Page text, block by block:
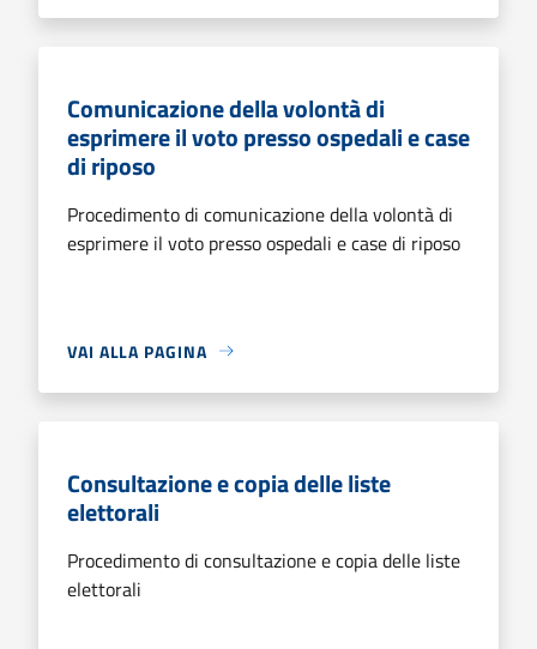
Comunicazione della volontà di
esprimere il voto presso ospedali e case
di riposo
Procedimento di comunicazione della volontà di
esprimere il voto presso ospedali e case di riposo
VAI ALLA PAGINA
Consultazione e copia delle liste
elettorali
Procedimento di consultazione e copia delle liste
elettorali